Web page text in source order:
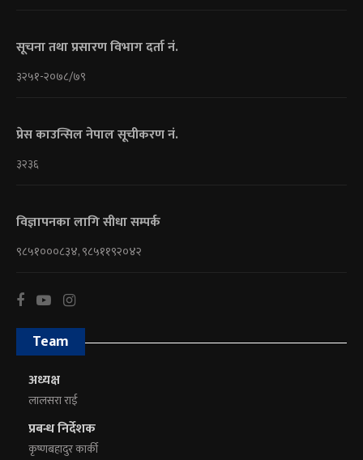
सूचना तथा प्रसारण विभाग दर्ता नं.
३२५१-२०७८/७९
प्रेस काउन्सिल नेपाल सूचीकरण नं.
३२३६
विज्ञापनका लागि सीधा सम्पर्क
९८५१०००८३४, ९८५११९२०४२
Team
अध्यक्ष
लालसरा राई
प्रबन्ध निर्देशक
कृष्णबहादुर कार्की